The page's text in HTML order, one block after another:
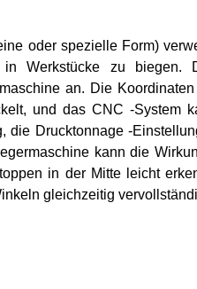
oder spezielle Form)
in Werkstücke zu biegen.
an. Die
und das CNC -System
Drucktonnage -
kann die
in der Mitte leicht
gleichzeitig